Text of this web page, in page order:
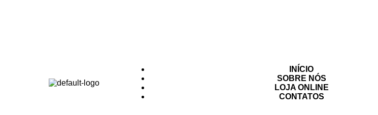
INÍCIO
SOBRE NÓS
LOJA ONLINE
CONTATOS